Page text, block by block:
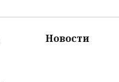
Новости